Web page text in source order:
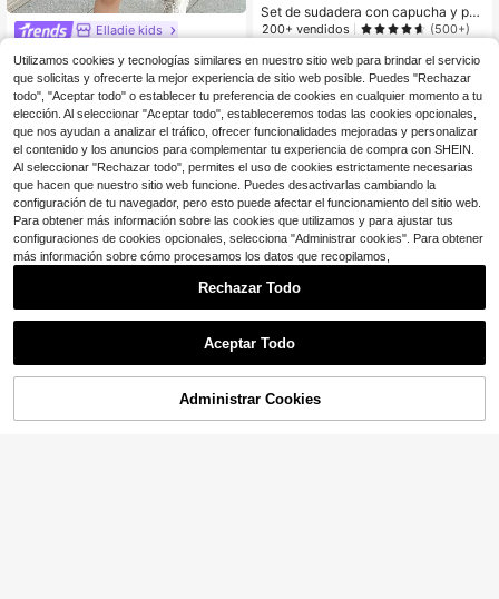
Elladie kids
Elladie kids Conjunto de 2 piezas p
ara niña con blusa de manga larga,
cuello alto y volantes de punto; tall
a grande falda mini asimétrica a cu
adros para primavera y otoño
$10.59 -11%
Set de sudadera con capucha y pa
ntalones acanalados con bloques d
e color para niña, para otoño/invier
no
200+ vendidos (500+)
$10.88
¡45% DE DESCUENTO!
Utilizamos cookies y tecnologías similares en nuestro sitio web para brindar el servicio
que solicitas y ofrecerte la mejor experiencia de sitio web posible. Puedes "Rechazar
todo", "Aceptar todo" o establecer tu preferencia de cookies en cualquier momento a tu
elección. Al seleccionar "Aceptar todo", estableceremos todas las cookies opcionales,
que nos ayudan a analizar el tráfico, ofrecer funcionalidades mejoradas y personalizar
el contenido y los anuncios para complementar tu experiencia de compra con SHEIN.
Al seleccionar "Rechazar todo", permites el uso de cookies estrictamente necesarias
que hacen que nuestro sitio web funcione. Puedes desactivarlas cambiando la
configuración de tu navegador, pero esto puede afectar el funcionamiento del sitio web.
Para obtener más información sobre las cookies que utilizamos y para ajustar tus
configuraciones de cookies opcionales, selecciona "Administrar cookies". Para obtener
más información sobre cómo procesamos los datos que recopilamos,
Rechazar Todo
Aceptar Todo
Administrar Cookies